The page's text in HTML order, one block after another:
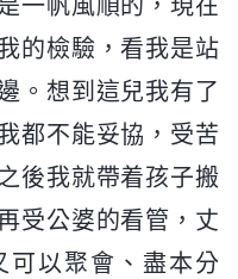
的檢驗，看我是站
。想到這兒我有了
都不能妥協，受苦
後我就帶着孩子搬
受公婆的看管，丈
可以聚會、盡本分